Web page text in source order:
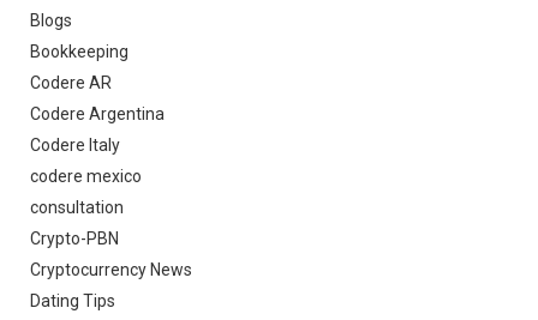
Blogs
Bookkeeping
Codere AR
Codere Argentina
Codere Italy
codere mexico
consultation
Crypto-PBN
Cryptocurrency News
Dating Tips